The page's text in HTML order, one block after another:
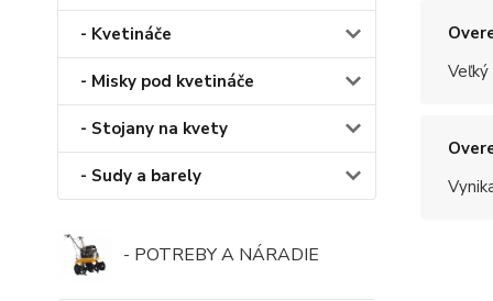
- Kvetináče
- Misky pod kvetináče
- Stojany na kvety
- Sudy a barely
- POTREBY A NÁRADIE